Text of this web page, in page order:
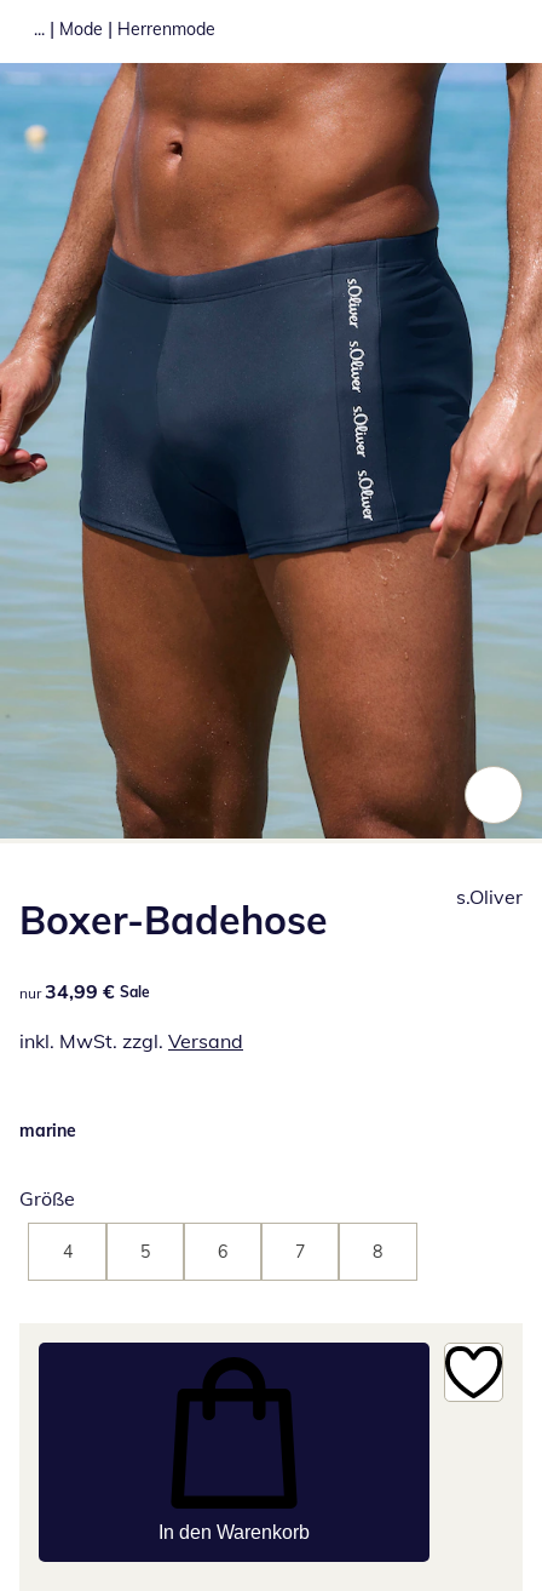
... | Mode | Herrenmode
Boxer-Badehose
34,99 €
nur 34,99 € Sale
inkl. MwSt. zzgl. Versand
s.Oliver
marine
Größe
4 5 6 7 8
In den Warenkorb